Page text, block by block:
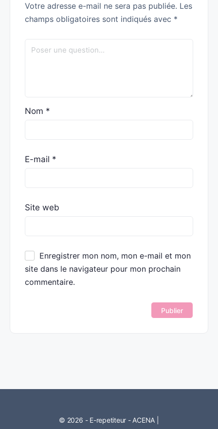
Votre adresse e-mail ne sera pas publiée. Les
champs obligatoires sont indiqués avec *
Nom *
E-mail *
Site web
Enregistrer mon nom, mon e-mail et mon
site dans le navigateur pour mon prochain
commentaire.
© 2026 - E-repetiteur - ACENA |